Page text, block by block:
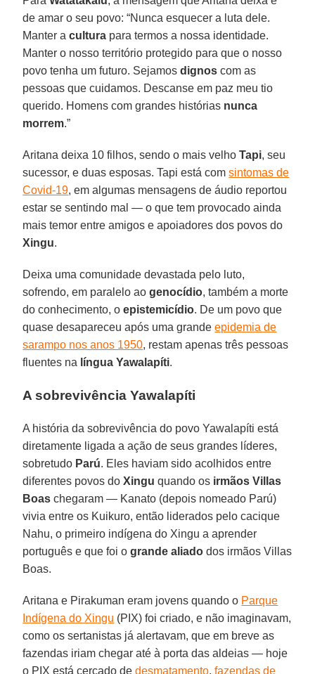
de amar o seu povo: “Nunca esquecer a luta dele.
Manter acultura para termos a nossa identidade.
Manter o nosso território protegido para que o nosso
povo tenha um futuro. Sejamosdignos com as
pessoas que cuidamos. Descanse em paz meu tio
querido. Homens com grandes histórias nunca
morrem.”
Aritana deixa 10 filhos, sendo o mais velhoTapi, seu
sucessor, e duas esposas. Tapi está comsintomas de
Covid-19, em algumas mensagens de áudio reportou
estar se sentindo mal — o que tem provocado ainda
mais temor entre amigos e apoiadores dos povos do
Xingu.
Deixa uma comunidade devastada pelo luto,
sofrendo, em paralelo aogenocídio, também a morte
do conhecimento, oepistemicídio. De um povo que
quase desapareceu após uma grandeepidemia de
sarampo nos anos 1950, restam apenas três pessoas
fluentes na língua Yawalapíti.
A sobrevivência Yawalapíti
A história da sobrevivência do povo Yawalapíti está
diretamente ligada a ação de seus grandes líderes,
sobretudo Parú. Eles haviam sido acolhidos entre
diferentes povos doXingu quando os irmãos Villas
Boas chegaram — Kanato (depois nomeado Parú)
vivia entre os Kuikuro, então liderados pelo cacique
Nahu, o primeiro indígena do Xingu a aprender
português e que foi ogrande aliado dos irmãos Villas
Boas.
Aritana e Pirakuman eram jovens quando o Parque
Indígena do Xingu (PIX) foi criado, e não imaginavam,
como os sertanistas já alertavam, que em breve as
fazendas iriam chegar até à porta das aldeias — hoje
o PIX está cercado dedesmatamento,fazendas de